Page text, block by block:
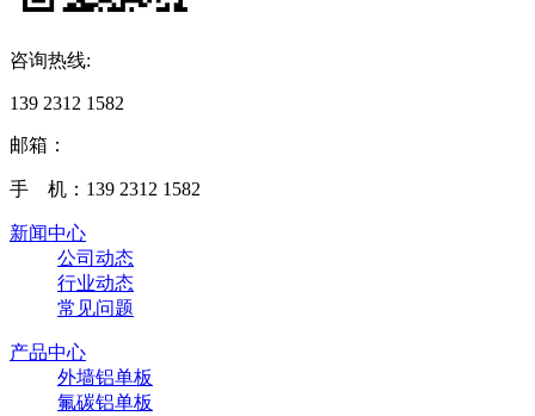
咨询热线:
139 2312 1582
邮箱：
手 机：139 2312 1582
新闻中心
公司动态
行业动态
常见问题
产品中心
外墙铝单板
氟碳铝单板